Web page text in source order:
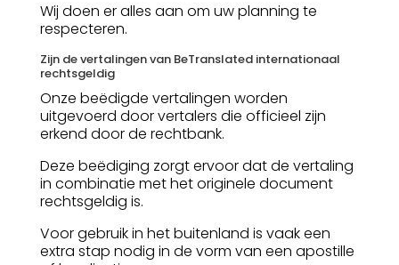
Wij doen er alles aan om uw planning te
respecteren.
Zijn de vertalingen van BeTranslated internationaal
rechtsgeldig
Onze beëdigde vertalingen worden
uitgevoerd door vertalers die officieel zijn
erkend door de rechtbank.
Deze beëdiging zorgt ervoor dat de vertaling
in combinatie met het originele document
rechtsgeldig is.
Voor gebruik in het buitenland is vaak een
extra stap nodig in de vorm van een apostille